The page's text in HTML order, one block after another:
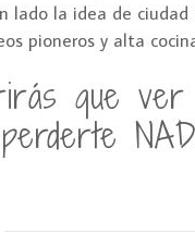
lado la idea de
pioneros y alta
que